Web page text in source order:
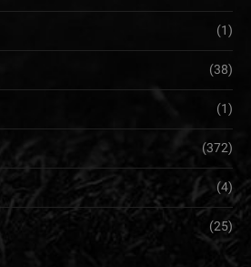
(1)
(38)
(1)
(372)
(4)
(25)